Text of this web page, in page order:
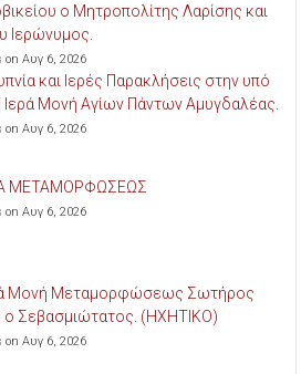
ο Μητροπολίτης Λαρίσης και
Ιερώνυμος.
on Αυγ 6, 2026
και Ιερές Παρακλήσεις στην υπό
Μονή Αγίων Πάντων Αμυγδαλέας.
on Αυγ 6, 2026
ΜΕΤΑΜΟΡΦΩΣΕΩΣ
on Αυγ 6, 2026
Μονή Μεταμορφώσεως Σωτήρος
ο Σεβασμιώτατος. (ΗΧΗΤΙΚΟ)
on Αυγ 6, 2026